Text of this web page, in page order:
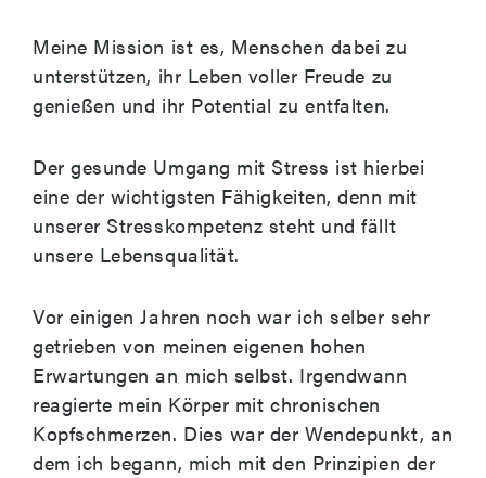
Meine Mission ist es, Menschen dabei zu
unterstützen, ihr Leben voller Freude zu
genießen und ihr Potential zu entfalten.
Der gesunde Umgang mit Stress ist hierbei
eine der wichtigsten Fähigkeiten, denn mit
unserer Stresskompetenz steht und fällt
unsere Lebensqualität.
Vor einigen Jahren noch war ich selber sehr
getrieben von meinen eigenen hohen
Erwartungen an mich selbst. Irgendwann
reagierte mein Körper mit chronischen
Kopfschmerzen. Dies war der Wendepunkt, an
dem ich begann, mich mit den Prinzipien der